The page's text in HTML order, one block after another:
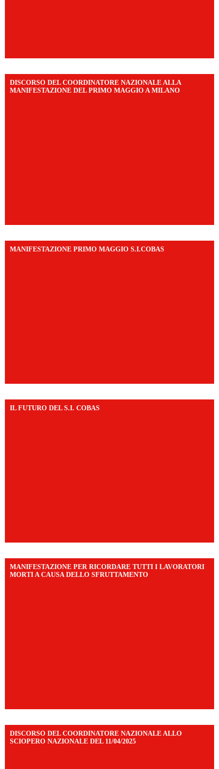
DISCORSO DEL COORDINATORE NAZIONALE ALLA
MANIFESTAZIONE DEL PRIMO MAGGIO A MILANO
MANIFESTAZIONE PRIMO MAGGIO S.I.COBAS
IL FUTURO DEL S.I. COBAS
MANIFESTAZIONE PER RICORDARE TUTTI I LAVORATORI
MORTI A CAUSA DELLO SFRUTTAMENTO
DISCORSO DEL COORDINATORE NAZIONALE ALLO
SCIOPERO NAZIONALE DEL 11/04/2025